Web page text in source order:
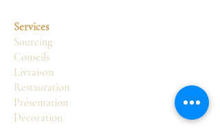
Services
Sourcing
Conseils
Livraison
Restauration
Présentation
Décoration